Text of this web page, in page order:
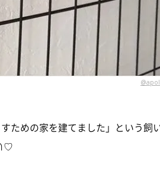
すための家を建てました」という